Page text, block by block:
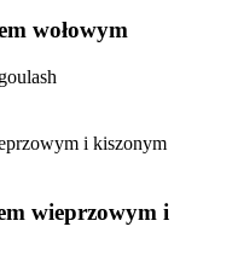
wołowym
wieprzowym i